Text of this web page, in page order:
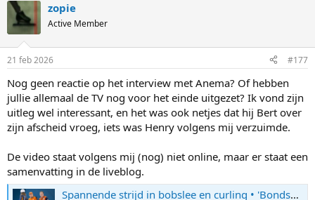
zopie
Active Member
21 feb 2026 #177
Nog geen reactie op het interview met Anema? Of hebben
jullie allemaal de TV nog voor het einde uitgezet? Ik vond zijn
uitleg wel interessant, en het was ook netjes dat hij Bert over
zijn afscheid vroeg, iets was Henry volgens mij verzuimde.
De video staat volgens mij (nog) niet online, maar er staat een
samenvatting in de liveblog.
Spannende strijd in bobslee en curling • 'Bondscoach' Anema had dag van zijn leven bij massastart